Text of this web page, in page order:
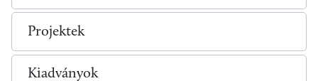
Projektek
Kiadványok